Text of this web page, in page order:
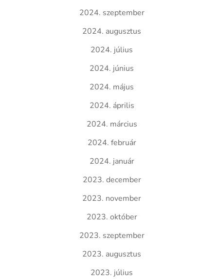
2024. szeptember
2024. augusztus
2024. július
2024. június
2024. május
2024. április
2024. március
2024. február
2024. január
2023. december
2023. november
2023. október
2023. szeptember
2023. augusztus
2023. július